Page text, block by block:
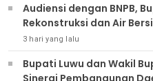
Audiensi dengan BNPB,
Rekonstruksi dan Air
3 hari yang lalu
Bupati Luwu dan Wakil
Sinergi Pembangunan